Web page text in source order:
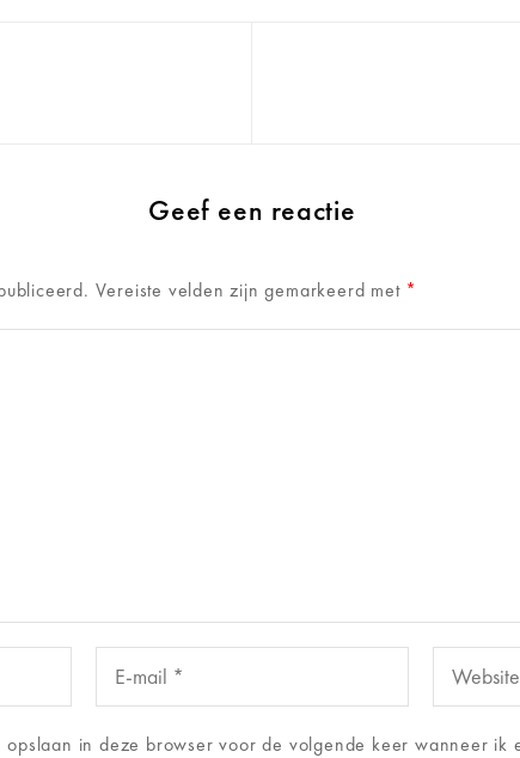
Geef een reactie
Vereiste velden zijn gemarkeerd met *
in deze browser voor de volgende keer wanneer ik